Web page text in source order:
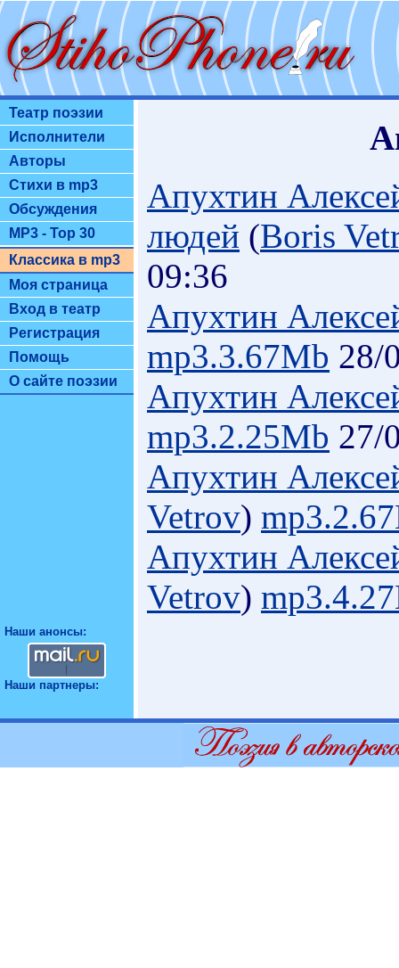
Театр поэзии
Исполнители
Авторы
Стихи в mp3
Обсуждения
MP3 - Top 30
Классика в mp3
Моя страница
Вход в театр
Регистрация
Помощь
О сайте поэзии
Наши анонсы:
Наши партнеры:
Апухтин
людей (Boris
09:36
Апухтин
mp3.3.67Mb 28/
Апухтин
mp3.2.25Mb 27/
Апухтин
Vetrov)
Апухтин
Vetrov)